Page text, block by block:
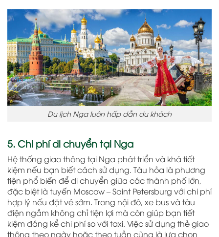
Du lịch Nga luôn hấp dẫn du khách
5. Chi phí di chuyển tại Nga
Hệ thống giao thông tại Nga phát triển và khá tiết
kiệm nếu bạn biết cách sử dụng. Tàu hỏa là phương
tiện phổ biến để di chuyển giữa các thành phố lớn,
đặc biệt là tuyến Moscow – Saint Petersburg với chi phí
hợp lý nếu đặt vé sớm. Trong nội đô, xe bus và tàu
điện ngầm không chỉ tiện lợi mà còn giúp bạn tiết
kiệm đáng kể chi phí so với taxi. Việc sử dụng thẻ giao
thông theo ngày hoặc theo tuần cũng là lựa chọn